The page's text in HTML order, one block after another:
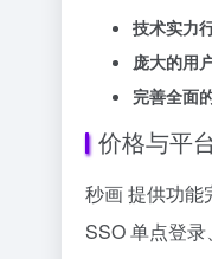
技术实力
庞大的用
完善全面
价格与平
秒画 提供功能
SSO 单点登